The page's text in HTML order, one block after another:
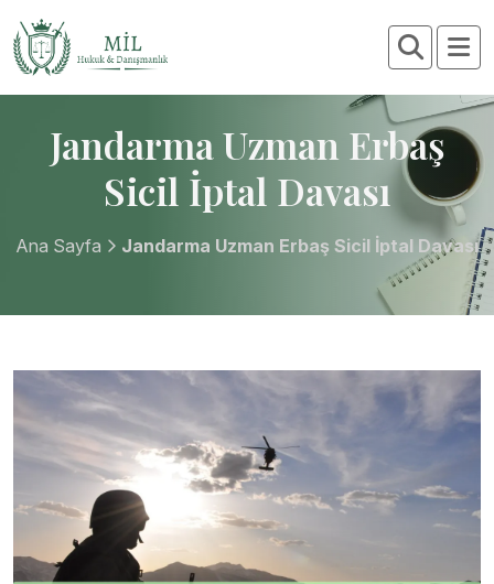
Jandarma Uzman Erbaş
Sicil İptal Davası
Ana Sayfa Jandarma Uzman Erbaş Sicil İptal Davası